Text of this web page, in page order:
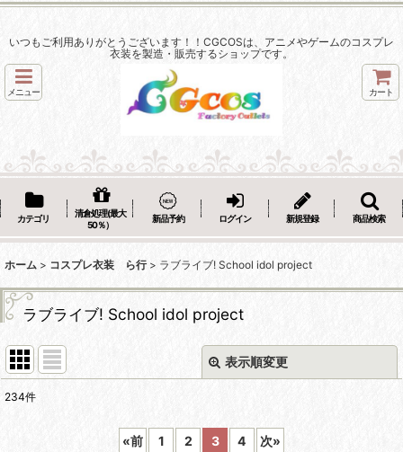
いつもご利用ありがとうございます！！CGCOSは、アニメやゲームのコスプレ
衣装を製造・販売するショップです。
メニュー カート
カテゴリ
清倉処理(最大
50％）
新品予約 ログイン 新規登録 商品検索
ホーム > コスプレ衣装 ら行 > ラブライブ! School idol project
ラブライブ! School idol project
表示順変更
234件
«前 1 2 3 4 次»